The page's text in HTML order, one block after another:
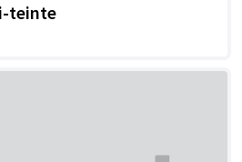
teinte